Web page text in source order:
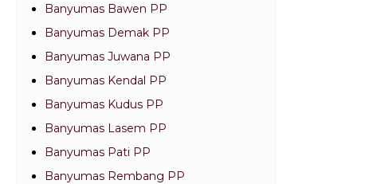
Banyumas Bawen PP
Banyumas Demak PP
Banyumas Juwana PP
Banyumas Kendal PP
Banyumas Kudus PP
Banyumas Lasem PP
Banyumas Pati PP
Banyumas Rembang PP